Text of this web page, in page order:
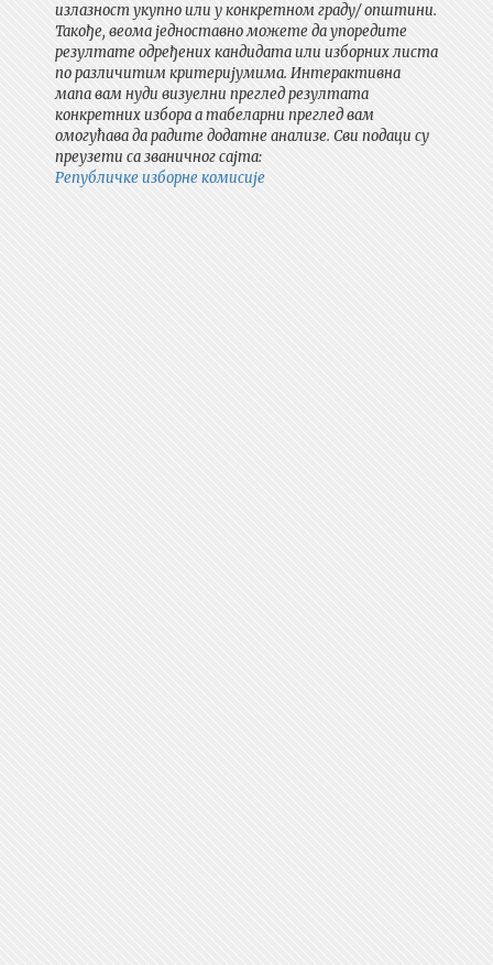
излазност укупно или у конкретном граду/ општини.
Такође, веома једноставно можете да упоредите
резултате одређених кандидата или изборних листа
по различитим критеријумима. Интерактивна
мапа вам нуди визуелни преглед резултата
конкретних избора а табеларни преглед вам
омогућава да радите додатне анализе. Сви подаци су
преузети са званичног сајта:
Републичке изборне комисије